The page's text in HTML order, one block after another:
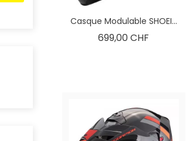
Casque Modulable SHOEI...
699,00 CHF